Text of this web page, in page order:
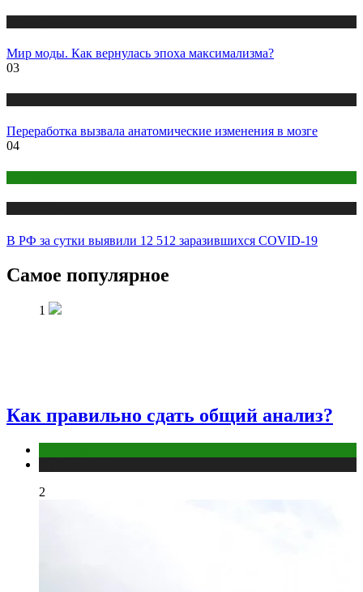
Мир моды. Как вернулась эпоха максимализма?
03
Переработка вызвала анатомические изменения в мозге
04
В РФ за сутки выявили 12 512 заразившихся COVID-19
Самое популярное
1
Как правильно сдать общий анализ?
2